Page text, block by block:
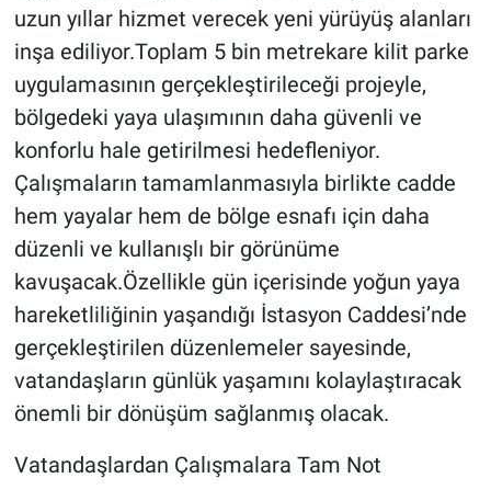
uzun yıllar hizmet verecek yeni yürüyüş alanları
inşa ediliyor.Toplam 5 bin metrekare kilit parke
uygulamasının gerçekleştirileceği projeyle,
bölgedeki yaya ulaşımının daha güvenli ve
konforlu hale getirilmesi hedefleniyor.
Çalışmaların tamamlanmasıyla birlikte cadde
hem yayalar hem de bölge esnafı için daha
düzenli ve kullanışlı bir görünüme
kavuşacak.Özellikle gün içerisinde yoğun yaya
hareketliliğinin yaşandığı İstasyon Caddesi’nde
gerçekleştirilen düzenlemeler sayesinde,
vatandaşların günlük yaşamını kolaylaştıracak
önemli bir dönüşüm sağlanmış olacak.
Vatandaşlardan Çalışmalara Tam Not